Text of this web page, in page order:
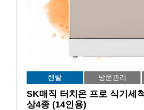
렌탈 방문관리
SK매직 터치온 프로 식기세
상4종 (14인용)